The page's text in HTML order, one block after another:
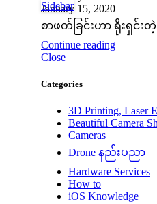
January 15, 2020
စာဖတ်ခြင်းဟာ ရိုးရှ
Continue reading
Close
Categories
3D Printing, Laser
Beautiful Camera
Cameras
Drone နည်းပညာ
Hardware Services
How to
iOS Knowledge
Sidebar